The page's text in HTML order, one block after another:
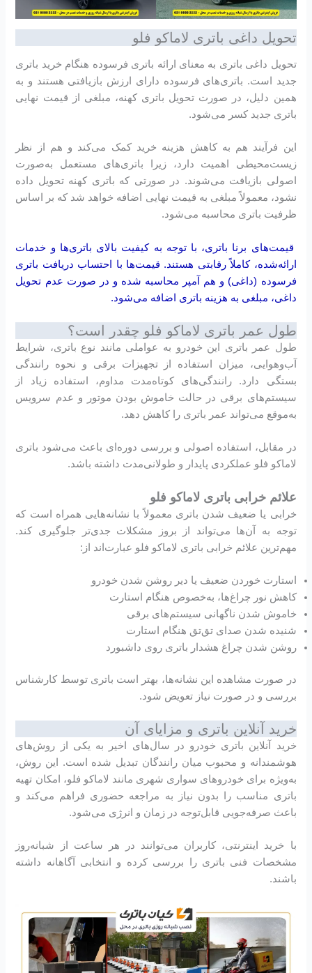
تحویل داغی باتری لاماکو فلو
تحویل داغی باتری به معنای ارائه باتری فرسوده هنگام خرید باتری
جدید است. باتری‌های فرسوده دارای ارزش بازیافتی هستند و به
همین دلیل، در صورت تحویل باتری کهنه، مبلغی از قیمت نهایی
باتری جدید کسر می‌شود.
این فرآیند هم به کاهش هزینه خرید کمک می‌کند و هم از نظر
زیست‌محیطی اهمیت دارد، زیرا باتری‌های مستعمل به‌صورت
اصولی بازیافت می‌شوند. در صورتی که باتری کهنه تحویل داده
نشود، معمولاً مبلغی به قیمت نهایی اضافه خواهد شد که بر اساس
ظرفیت باتری محاسبه می‌شود.
قیمت‌های برنا باتری، با توجه به کیفیت بالای باتری‌ها و خدمات
ارائه‌شده، کاملاً رقابتی هستند. قیمت‌ها با احتساب دریافت باتری
فرسوده (داغی) و هم آمپر محاسبه شده و در صورت عدم تحویل
داغی، مبلغی به هزینه باتری اضافه می‌شود.
طول عمر باتری لاماکو فلو چقدر است؟
طول عمر باتری این خودرو به عواملی مانند نوع باتری، شرایط
آب‌وهوایی، میزان استفاده از تجهیزات برقی و نحوه رانندگی
بستگی دارد. رانندگی‌های کوتاه‌مدت مداوم، استفاده زیاد از
سیستم‌های برقی در حالت خاموش بودن موتور و عدم سرویس
به‌موقع می‌تواند عمر باتری را کاهش دهد.
در مقابل، استفاده اصولی و بررسی دوره‌ای باعث می‌شود باتری
لاماکو فلو عملکردی پایدار و طولانی‌مدت داشته باشد.
علائم خرابی باتری لاماکو فلو
خرابی یا ضعیف شدن باتری معمولاً با نشانه‌هایی همراه است که
توجه به آن‌ها می‌تواند از بروز مشکلات جدی‌تر جلوگیری کند.
مهم‌ترین علائم خرابی باتری لاماکو فلو عبارت‌اند از:
استارت خوردن ضعیف یا دیر روشن شدن خودرو
کاهش نور چراغ‌ها، به‌خصوص هنگام استارت
خاموش شدن ناگهانی سیستم‌های برقی
شنیده شدن صدای تق‌تق هنگام استارت
روشن شدن چراغ هشدار باتری روی داشبورد
در صورت مشاهده این نشانه‌ها، بهتر است باتری توسط کارشناس
بررسی و در صورت نیاز تعویض شود.
خرید آنلاین باتری و مزایای آن
خرید آنلاین باتری خودرو در سال‌های اخیر به یکی از روش‌های
هوشمندانه و محبوب میان رانندگان تبدیل شده است. این روش،
به‌ویژه برای خودروهای سواری شهری مانند لاماکو فلو، امکان تهیه
باتری مناسب را بدون نیاز به مراجعه حضوری فراهم می‌کند و
باعث صرفه‌جویی قابل‌توجه در زمان و انرژی می‌شود.
با خرید اینترنتی، کاربران می‌توانند در هر ساعت از شبانه‌روز
مشخصات فنی باتری را بررسی کرده و انتخابی آگاهانه داشته
باشند.